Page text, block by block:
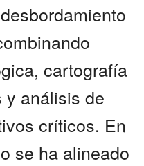
cartografía
y análisis de
críticos. En
se ha alineado